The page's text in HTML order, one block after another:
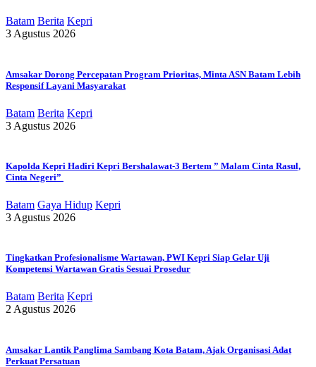
Batam Berita Kepri
3 Agustus 2026
Amsakar Dorong Percepatan Program Prioritas, Minta ASN Batam Lebih
Responsif Layani Masyarakat
Batam Berita Kepri
3 Agustus 2026
Kapolda Kepri Hadiri Kepri Bershalawat-3 Bertem ” Malam Cinta Rasul,
Cinta Negeri”
Batam Gaya Hidup Kepri
3 Agustus 2026
Tingkatkan Profesionalisme Wartawan, PWI Kepri Siap Gelar Uji
Kompetensi Wartawan Gratis Sesuai Prosedur
Batam Berita Kepri
2 Agustus 2026
Amsakar Lantik Panglima Sambang Kota Batam, Ajak Organisasi Adat
Perkuat Persatuan